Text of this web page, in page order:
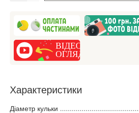
Характеристики
Діаметр кульки